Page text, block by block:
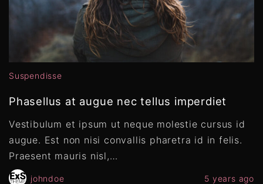
Suspendisse
Phasellus at augue nec tellus imperdiet
Vestibulum et ipsum ut neque molestie cursus id
augue. Est non nisi convallis pharetra id in felis.
Praesent mauris nisl,…
johndoe 5 years ago